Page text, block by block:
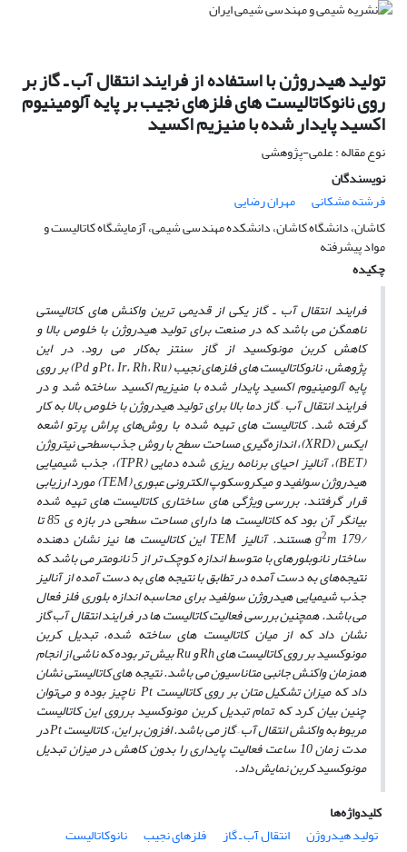
تولید هیدروژن با استفاده از فرایند انتقال آب ـ گاز بر
روی نانوکاتالیست های فلزهای نجیب بر پایه آلومینیوم
اکسید پایدار شده با منیزیم اکسید
نوع مقاله : علمی-پژوهشی
نویسندگان
فرشته مشکانی
مهران رضایی
کاشان، دانشگاه کاشان، دانشکده مهندسی شیمی، آزمایشگاه کاتالیست و
مواد پیشرفته
چکیده
فرایند انتقال آب ـ گاز یکی از قدیمی ترین واکنش ‌های کاتالیستی
ناهمگن می‌ باشد که در صنعت برای تولید هیدروژن با خلوص بالا و
کاهش کربن مونوکسید از گاز سنتز به‌کار می ‌رود. در این
پژوهش، نانوکاتالیست های فلزهای نجیب (Pt، Ir، Rh، Ru و Pd) بر روی
پایه آلومینیوم اکسید پایدار شده با منیزیم اکسید ساخته شد و در
فرایند انتقال آب – گاز دما بالا برای تولید هیدروژن با خلوص بالا به‌ کار
گرفته شد. کاتالیست‌ های تهیه شده با روش‌های پراش پرتو اشعه
ایکس (XRD)، اندازه‌گیری مساحت سطح با روش جذب‌سطحی نیتروژن
(BET)، آنالیز احیای برنامه ریزی شده دمایی (TPR)، جذب شیمیایی
هیدروژن سولفید و میکروسکوپ الکترونی عبوری (TEM) مورد ارزیابی
قرار گرفتند. بررسی ویژگی‌ های ساختاری کاتالیست های تهیه شده
بیانگر آن بود که کاتالیست ‌ها دارای مساحت سطحی در بازه ‌ی 85 تا
/g
2 m 179 هستند. آنالیز TEM این کاتالیست‌ ها نیز نشان دهنده
ساختار نانوبلورهای با متوسط اندازه کوچک تر از 5 نانومتر می‌ باشد که
نتیجه‌های به ‌دست آمده در تطابق با نتیجه‌ های به‌ دست آمده از آنالیز
جذب شیمیایی هیدروژن سولفید برای محاسبه اندازه بلوری فلز فعال
می باشد. همچنین بررسی فعالیت کاتالیست ‌ها در فرایند انتقال آب گاز
نشان داد که از میان کاتالیست ‌های ساخته شده، تبدیل کربن
مونوکسید بر روی کاتالیست‌ های Rh و Ru بیش ‌تر بوده که ناشی از انجام
همزمان واکنش جانبی متاناسیون می ‌باشد. نتیجه ‌های کاتالیستی نشان
داد که میزان تشکیل متان بر روی کاتالیست Pt ناچیز بوده و می‌توان
چنین بیان کرد که تمام تبدیل کربن مونوکسید برروی این کاتالیست
مربوط به واکنش انتقال آب – گاز می ‌باشد. افزون بر این، کاتالیست Pt در
مدت زمان 10 ساعت فعالیت پایداری را بدون کاهش در میزان تبدیل
مونوکسید کربن نمایش داد.
کلیدواژه‌ها
تولید هیدروژن
انتقال آب ـ گاز فلزهای نجیب
نانوکاتالیست